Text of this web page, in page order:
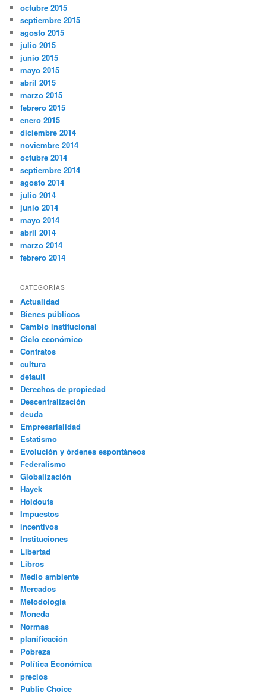
octubre 2015
septiembre 2015
agosto 2015
julio 2015
junio 2015
mayo 2015
abril 2015
marzo 2015
febrero 2015
enero 2015
diciembre 2014
noviembre 2014
octubre 2014
septiembre 2014
agosto 2014
julio 2014
junio 2014
mayo 2014
abril 2014
marzo 2014
febrero 2014
CATEGORÍAS
Actualidad
Bienes públicos
Cambio institucional
Ciclo económico
Contratos
cultura
default
Derechos de propiedad
Descentralización
deuda
Empresarialidad
Estatismo
Evolución y órdenes espontáneos
Federalismo
Globalización
Hayek
Holdouts
Impuestos
incentivos
Instituciones
Libertad
Libros
Medio ambiente
Mercados
Metodología
Moneda
Normas
planificación
Pobreza
Política Económica
precios
Public Choice